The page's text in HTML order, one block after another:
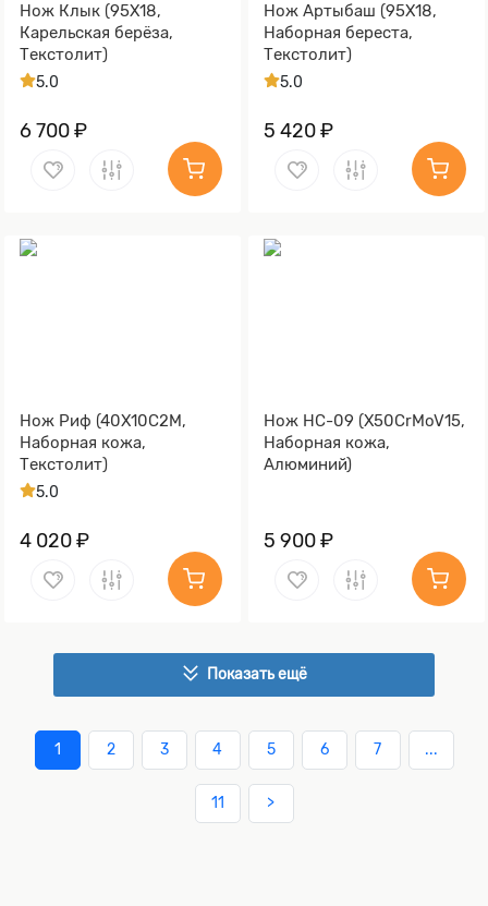
Нож Клык (95Х18,
Карельская берёза,
Текстолит)
5.0
6 700 ₽
Нож Артыбаш (95Х18,
Наборная береста,
Текстолит)
5.0
5 420 ₽
Нож Риф (40Х10С2М,
Наборная кожа,
Текстолит)
5.0
4 020 ₽
Нож НС-09 (X50CrMoV15,
Наборная кожа,
Алюминий)
5 900 ₽
Показать ещё
1 2 3 4 5 6 7 ...
11 >